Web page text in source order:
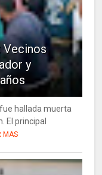
Vecinos
y
hallada muerta
El principal
MAS